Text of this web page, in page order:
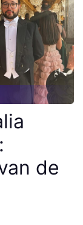
de